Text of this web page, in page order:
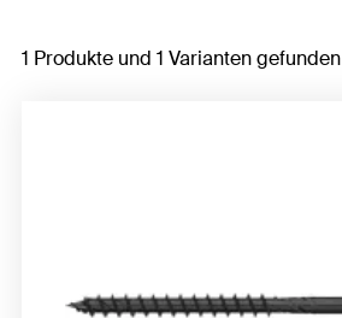
1 Produkte und 1 Varianten gefunden